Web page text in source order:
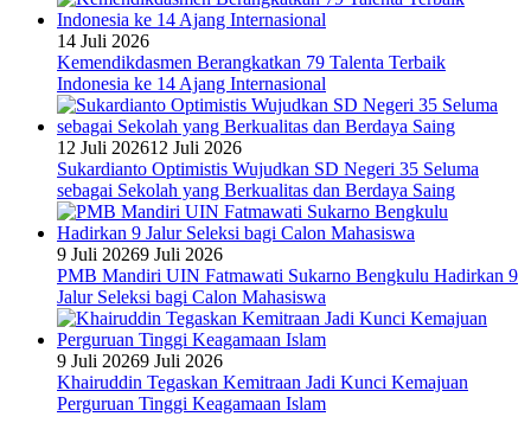
14 Juli 2026
Kemendikdasmen Berangkatkan 79 Talenta Terbaik
Indonesia ke 14 Ajang Internasional
12 Juli 202612 Juli 2026
Sukardianto Optimistis Wujudkan SD Negeri 35 Seluma
sebagai Sekolah yang Berkualitas dan Berdaya Saing
9 Juli 20269 Juli 2026
PMB Mandiri UIN Fatmawati Sukarno Bengkulu Hadirkan 9
Jalur Seleksi bagi Calon Mahasiswa
9 Juli 20269 Juli 2026
Khairuddin Tegaskan Kemitraan Jadi Kunci Kemajuan
Perguruan Tinggi Keagamaan Islam